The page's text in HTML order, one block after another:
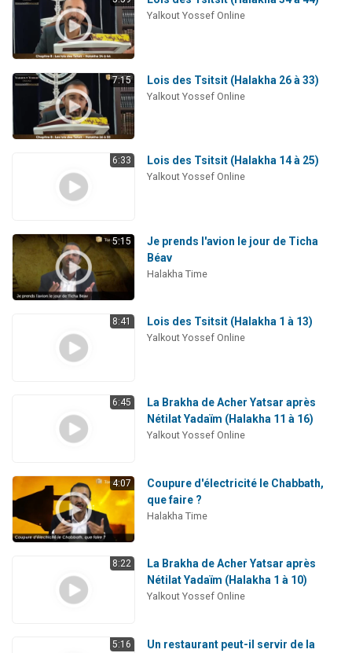
Yalkout Yossef Online
7:15 Lois des Tsitsit (Halakha 26 à 33)
Yalkout Yossef Online
6:33 Lois des Tsitsit (Halakha 14 à 25)
Yalkout Yossef Online
5:15
Je prends l'avion le jour de Ticha
Béav
Halakha Time
8:41 Lois des Tsitsit (Halakha 1 à 13)
Yalkout Yossef Online
6:45
La Brakha de Acher Yatsar après
Nétilat Yadaïm (Halakha 11 à 16)
Yalkout Yossef Online
4:07
Coupure d'électricité le Chabbath,
que faire ?
Halakha Time
8:22
La Brakha de Acher Yatsar après
Nétilat Yadaïm (Halakha 1 à 10)
Yalkout Yossef Online
5:16
Un restaurant peut-il servir de la